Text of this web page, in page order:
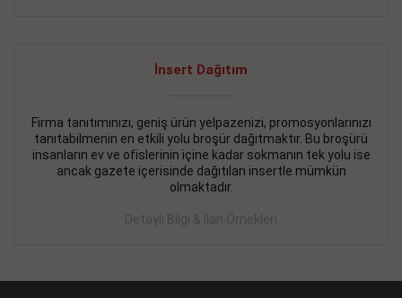
İnsert Dağıtım
Firma tanıtımınızı, geniş ürün yelpazenizi, promosyonlarınızı
tanıtabilmenin en etkili yolu broşür dağıtmaktır. Bu broşürü
insanların ev ve ofislerinin içine kadar sokmanın tek yolu ise
ancak gazete içerisinde dağıtılan insertle mümkün
olmaktadır.
Detaylı Bilgi & İlan Örnekleri
DEVREMÜLK KİRALIK İlanı- 11.09.2018
SİNYE Tekstile Şoförlüğü olan 35 yaşını aşmamış, Depo
elemanı alınacaktır. Osmanbey, Şişli